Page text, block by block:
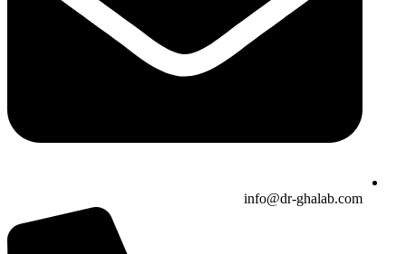
info@dr-ghalab.com